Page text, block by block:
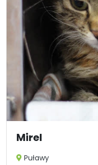
Mirel
Puławy